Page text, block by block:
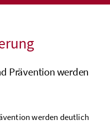
Prävention werden
werden deutlich